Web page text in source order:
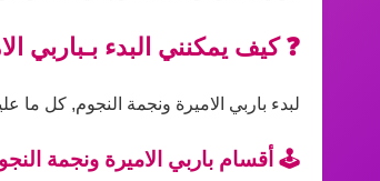
❓ كيف يمكنني البدء بـباربي
لبدء باربي الاميرة ونجمة النجوم, كل ما
🕹️ أقسام باربي الاميرة ونجمة